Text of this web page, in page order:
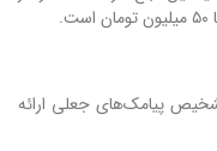
پیامک‌های جعلی ارائه